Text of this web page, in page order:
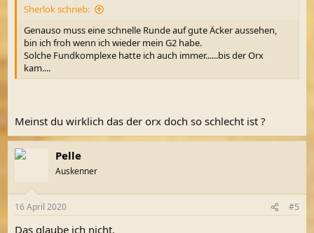
Sherlok schrieb:
Genauso muss eine schnelle Runde auf gute Äcker aussehen,
bin ich froh wenn ich wieder mein G2 habe.
Solche Fundkomplexe hatte ich auch immer......bis der Orx
kam....
Meinst du wirklich das der orx doch so schlecht ist ?
Pelle
Auskenner
16 April 2020 #5
Das glaube ich nicht.